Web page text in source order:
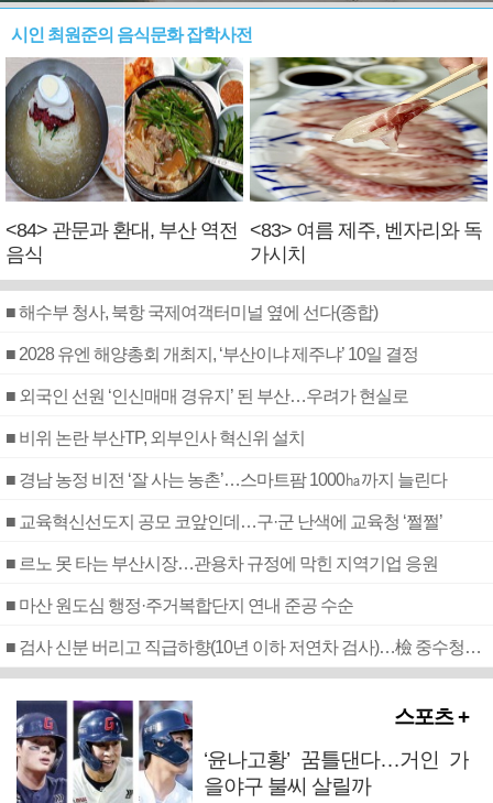
시인 최원준의 음식문화 잡학사전
<84> 관문과 환대, 부산 역전
음식
<83> 여름 제주, 벤자리와 독
가시치
■ 해수부 청사, 북항 국제여객터미널 옆에 선다(종합)
■ 2028 유엔 해양총회 개최지, ‘부산이냐 제주냐’ 10일 결정
■ 외국인 선원 ‘인신매매 경유지’ 된 부산…우려가 현실로
■ 비위 논란 부산TP, 외부인사 혁신위 설치
■ 경남 농정 비전 ‘잘 사는 농촌’…스마트팜 1000㏊까지 늘린다
■ 교육혁신선도지 공모 코앞인데…구·군 난색에 교육청 ‘쩔쩔’
■ 르노 못 타는 부산시장…관용차 규정에 막힌 지역기업 응원
■ 마산 원도심 행정·주거복합단지 연내 준공 수순
■ 검사 신분 버리고 직급하향(10년 이하 저연차 검사)…檢 중수청행 기피
스포츠 +
‘윤나고황’ 꿈틀댄다…거인 가
을야구 불씨 살릴까